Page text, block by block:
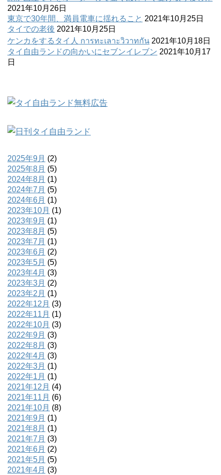
2021年10月26日
東京で30年間、満員電車に揺れること 2021年10月25日
タイでの老後 2021年10月25日
ケンカをするタイ人 การทะเลาะวิวาทกัน 2021年10月18日
タイ自由ランドの向かいにセブンイレブン 2021年10月17
日
2025年9月 (2)
2025年8月 (5)
2024年8月 (1)
2024年7月 (5)
2024年6月 (1)
2023年10月 (1)
2023年9月 (1)
2023年8月 (5)
2023年7月 (1)
2023年6月 (2)
2023年5月 (5)
2023年4月 (3)
2023年3月 (2)
2023年2月 (1)
2022年12月 (3)
2022年11月 (1)
2022年10月 (3)
2022年9月 (3)
2022年8月 (3)
2022年4月 (3)
2022年3月 (1)
2022年1月 (1)
2021年12月 (4)
2021年11月 (6)
2021年10月 (8)
2021年9月 (1)
2021年8月 (1)
2021年7月 (3)
2021年6月 (2)
2021年5月 (5)
2021年4月 (3)